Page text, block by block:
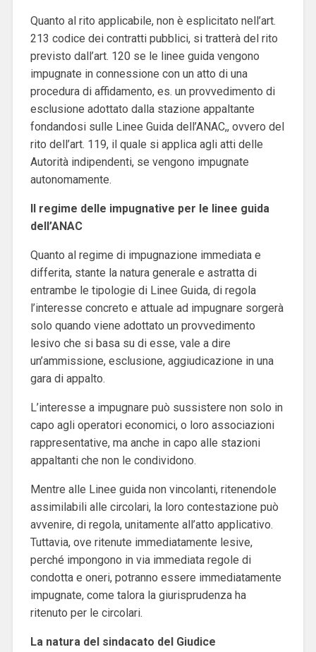
Quanto al rito applicabile, non è esplicitato nell’art.
213 codice dei contratti pubblici, si tratterà del rito
previsto dall’art. 120 se le linee guida vengono
impugnate in connessione con un atto di una
procedura di affidamento, es. un provvedimento di
esclusione adottato dalla stazione appaltante
fondandosi sulle Linee Guida dell’ANAC,, ovvero del
rito dell’art. 119, il quale si applica agli atti delle
Autorità indipendenti, se vengono impugnate
autonomamente.
Il regime delle impugnative per le linee guida
dell’ANAC
Quanto al regime di impugnazione immediata e
differita, stante la natura generale e astratta di
entrambe le tipologie di Linee Guida, di regola
l’interesse concreto e attuale ad impugnare sorgerà
solo quando viene adottato un provvedimento
lesivo che si basa su di esse, vale a dire
un’ammissione, esclusione, aggiudicazione in una
gara di appalto.
L’interesse a impugnare può sussistere non solo in
capo agli operatori economici, o loro associazioni
rappresentative, ma anche in capo alle stazioni
appaltanti che non le condividono.
Mentre alle Linee guida non vincolanti, ritenendole
assimilabili alle circolari, la loro contestazione può
avvenire, di regola, unitamente all’atto applicativo.
Tuttavia, ove ritenute immediatamente lesive,
perché impongono in via immediata regole di
condotta e oneri, potranno essere immediatamente
impugnate, come talora la giurisprudenza ha
ritenuto per le circolari.
La natura del sindacato del Giudice